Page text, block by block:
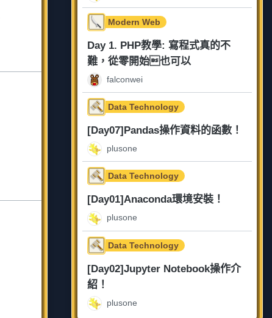
Modern Web
Day 1. PHP教學: 寫程式真的不
難，從零開始也可以
falconwei
Data Technology
[Day07]Pandas操作資料的函數！
plusone
Data Technology
[Day01]Anaconda環境安裝！
plusone
Data Technology
[Day02]Jupyter Notebook操作介
紹！
plusone